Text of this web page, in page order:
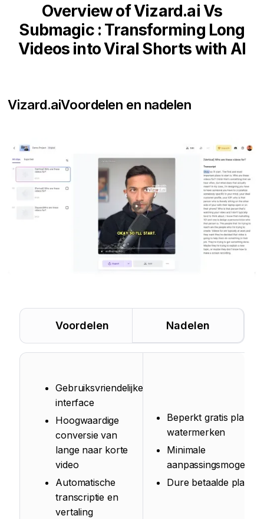
Overview of Vizard.ai Vs
Submagic : Transforming Long
Videos into Viral Shorts with AI
Vizard.aiVoordelen en nadelen
Voordelen Nadelen
Gebruiksvriendelijke
interface
Hoogwaardige
conversie van
lange naar korte
video
Automatische
transcriptie en
vertaling
Beperkt gratis plan
watermerken
Minimale
Dure betaalde